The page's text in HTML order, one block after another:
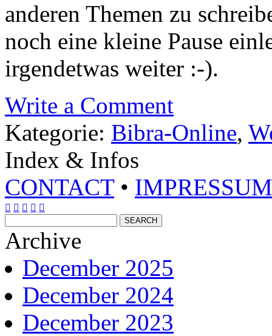
anderen Themen zu
noch eine kleine Pause
irgendetwas weiter :-).
Write a Comment
Kategorie: Bibra-Online,
Index & Infos
CONTACT• IMPRESSUM
    
Archive
December 2025
December 2024
December 2023